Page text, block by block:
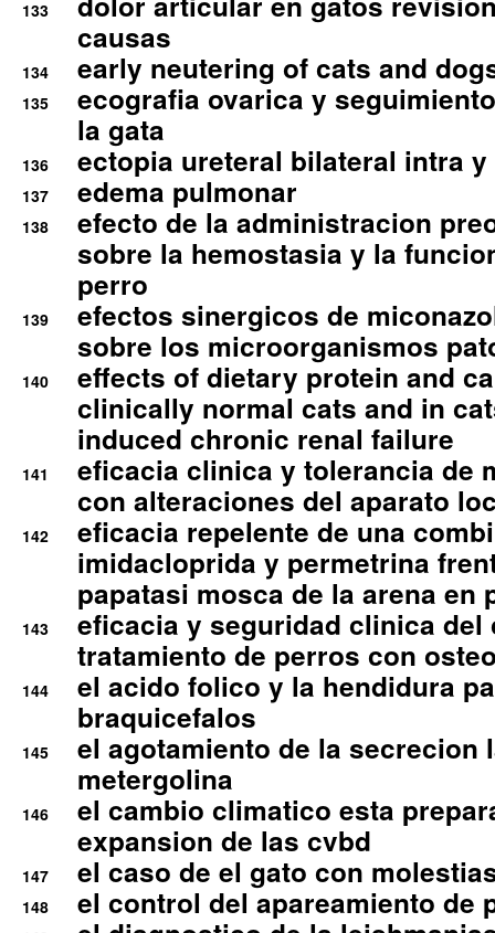
133
causas
134 early neutering of cats and
135
ecografia ovarica y
la gata
136 ectopia ureteral bilateral intra
137 edema pulmonar
138
efecto de la administracion
sobre la hemostasia y la
perro
139
efectos sinergicos de
sobre los microorganismos
140
effects of dietary protein and
clinically normal cats and in
induced chronic renal failure
141
eficacia clinica y tolerancia de
con alteraciones del aparato
142
eficacia repelente de una
imidacloprida y permetrina
papatasi mosca de la arena en
143
eficacia y seguridad clinica del
tratamiento de perros con
144
el acido folico y la hendidura
braquicefalos
145
el agotamiento de la secrecion
metergolina
146
el cambio climatico esta
expansion de las cvbd
147 el caso de el gato con
148 el control del apareamiento de